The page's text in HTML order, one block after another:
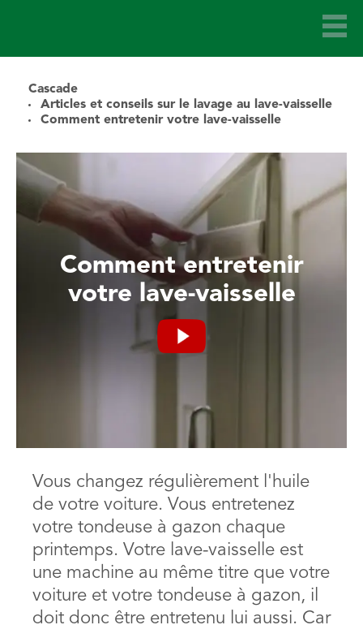
Cascade
Articles et conseils sur le lavage au lave-vaisselle
Comment entretenir votre lave-vaisselle
Comment entretenir
votre lave-vaisselle
Vous changez régulièrement l'huile
de votre voiture. Vous entretenez
votre tondeuse à gazon chaque
printemps. Votre lave-vaisselle est
une machine au même titre que votre
voiture et votre tondeuse à gazon, il
doit donc être entretenu lui aussi. Car